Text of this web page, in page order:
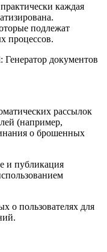
каждая
подлежат
процессов.
рассылок
(например,
о брошенных
и публикация
о пользователях для